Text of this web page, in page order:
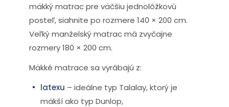
mäkký matrac pre väčšiu jednolôžkovú
posteľ, siahnite po rozmere 140 × 200 cm.
Veľký manželský matrac má zvyčajne
rozmery 180 × 200 cm.
Mäkké matrace sa vyrábajú z:
latexu – ideálne typ Talalay, ktorý je
mäkší ako typ Dunlop,